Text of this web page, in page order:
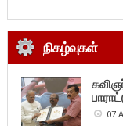
நிகழ்வுகள்
07